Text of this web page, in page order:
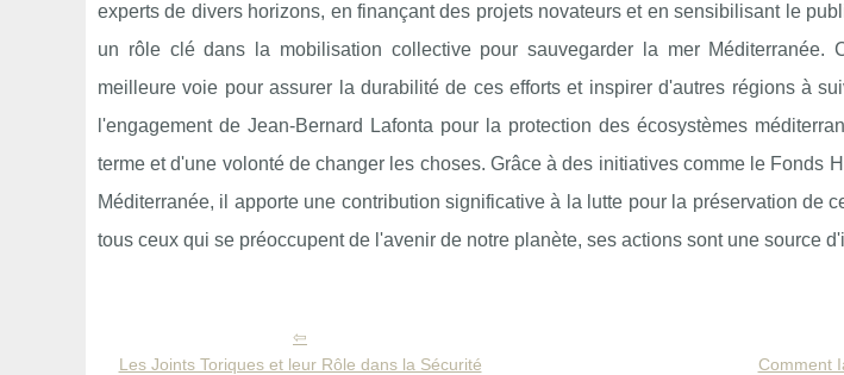
experts de divers horizons, en finançant des projets novateurs et en sensibilisant le
un rôle clé dans la mobilisation collective pour sauvegarder la mer Méditerranée.
meilleure voie pour assurer la durabilité de ces efforts et inspirer d'autres régions à
l'engagement de Jean-Bernard Lafonta pour la protection des écosystèmes
terme et d'une volonté de changer les choses. Grâce à des initiatives comme le Fonds
Méditerranée, il apporte une contribution significative à la lutte pour la préservation de
tous ceux qui se préoccupent de l'avenir de notre planète, ses actions sont une source
Les Joints Toriques et leur Rôle dans la Sécurité
Comment